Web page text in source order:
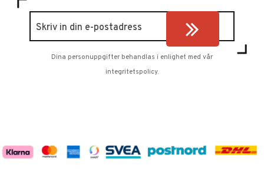
Dina personuppgifter behandlas i enlighet med vår
integritetspolicy.